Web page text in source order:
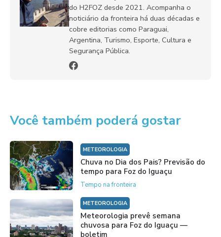
do H2FOZ desde 2021. Acompanha o
noticiário da fronteira há duas décadas e
cobre editorias como Paraguai,
Argentina, Turismo, Esporte, Cultura e
Segurança Pública.
Você também poderá gostar
METEOROLOGIA
Chuva no Dia dos Pais? Previsão do
tempo para Foz do Iguaçu
Tempo na fronteira
METEOROLOGIA
Meteorologia prevê semana
chuvosa para Foz do Iguaçu —
boletim